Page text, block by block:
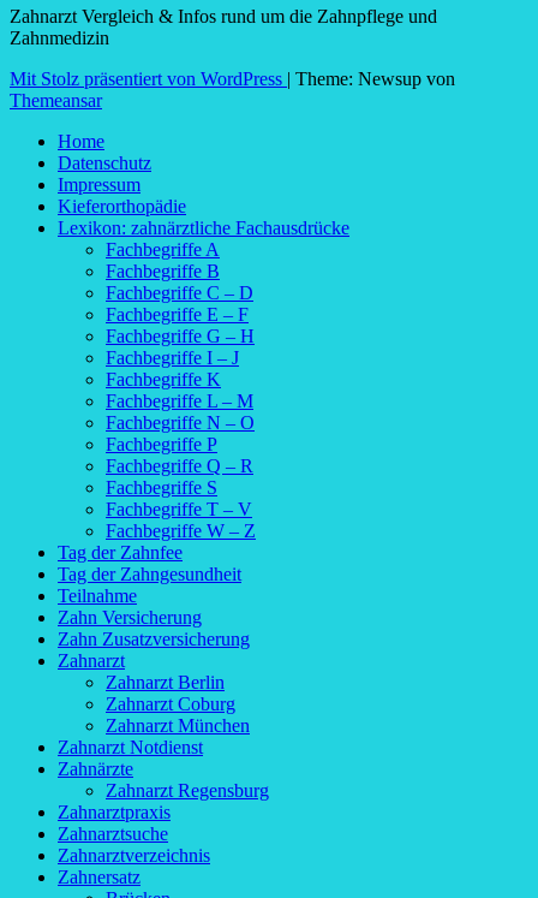
Zahnarzt Vergleich & Infos rund um die Zahnpflege und
Zahnmedizin
Mit Stolz präsentiert von WordPress | Theme: Newsup von
Themeansar
Home
Datenschutz
Impressum
Kieferorthopädie
Lexikon: zahnärztliche Fachausdrücke
Fachbegriffe A
Fachbegriffe B
Fachbegriffe C – D
Fachbegriffe E – F
Fachbegriffe G – H
Fachbegriffe I – J
Fachbegriffe K
Fachbegriffe L – M
Fachbegriffe N – O
Fachbegriffe P
Fachbegriffe Q – R
Fachbegriffe S
Fachbegriffe T – V
Fachbegriffe W – Z
Tag der Zahnfee
Tag der Zahngesundheit
Teilnahme
Zahn Versicherung
Zahn Zusatzversicherung
Zahnarzt
Zahnarzt Berlin
Zahnarzt Coburg
Zahnarzt München
Zahnarzt Notdienst
Zahnärzte
Zahnarzt Regensburg
Zahnarztpraxis
Zahnarztsuche
Zahnarztverzeichnis
Zahnersatz